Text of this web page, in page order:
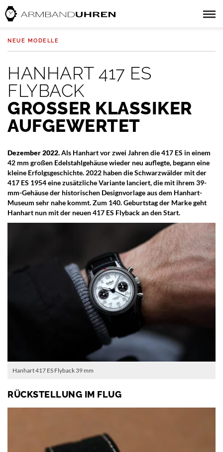
NEUE MODELLE
HANHART 417 ES
FLYBACK
GROSSER KLASSIKER A
UFGEWERTET
Dezember 2022.Als Hanhart vor zwei Jahren die 417 ES in einem
42 mm großen Edelstahlgehäuse wieder neu auflegte, begann eine
kleine Erfolgsgeschichte. 2022 haben die Schwarzwälder mit der
417 ES 1954 eine zusätzliche Variante lanciert, die mit ihrem 39-
mm-Gehäuse der historischen Designvorlage aus dem Hanhart-
Museum sehr nahe kommt. Zum 140. Geburtstag der Marke geht
Hanhart nun mit der neuen 417 ES Flyback an den Start.
Hanhart 417 ES Flyback 39 mm
RÜCKSTELLUNG IM FLUG